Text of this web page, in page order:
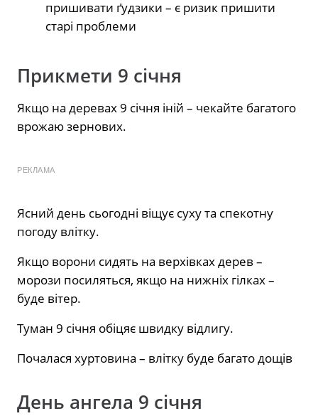
пришивати ґудзики – є ризик пришити
старі проблеми
Прикмети 9 січня
Якщо на деревах 9 січня іній – чекайте багатого
врожаю зернових.
РЕКЛАМА
Ясний день сьогодні віщує суху та спекотну
погоду влітку.
Якщо ворони сидять на верхівках дерев –
морози посиляться, якщо на нижніх гілках –
буде вітер.
Туман 9 січня обіцяє швидку відлигу.
Почалася хуртовина – влітку буде багато дощів
День ангела 9 січня